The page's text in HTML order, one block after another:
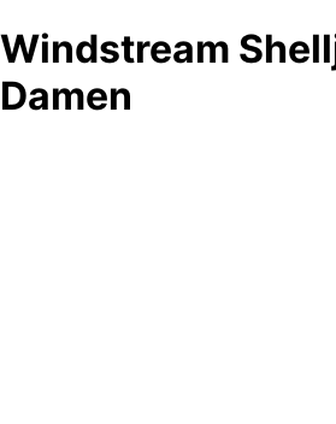
Windstream
Damen